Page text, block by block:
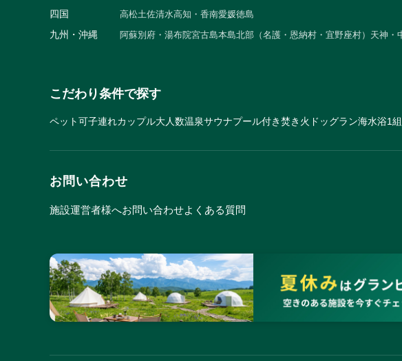
四国 高松土佐清水高知・香南愛媛徳島
九州・沖縄 阿蘇別府・湯布院宮古島本島北部（名護・恩納村・宜野座村） 天神・
こだわり条件で探す
ペット可子連れカップル大人数温泉サウナプール付き焚き火 ドッグラン海水浴1
お問い合わせ
施設運営者様へお問い合わせよくある質問